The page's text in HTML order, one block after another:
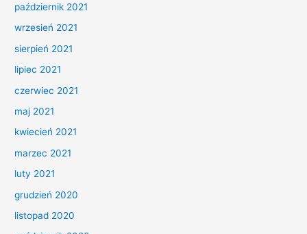
październik 2021
wrzesień 2021
sierpień 2021
lipiec 2021
czerwiec 2021
maj 2021
kwiecień 2021
marzec 2021
luty 2021
grudzień 2020
listopad 2020